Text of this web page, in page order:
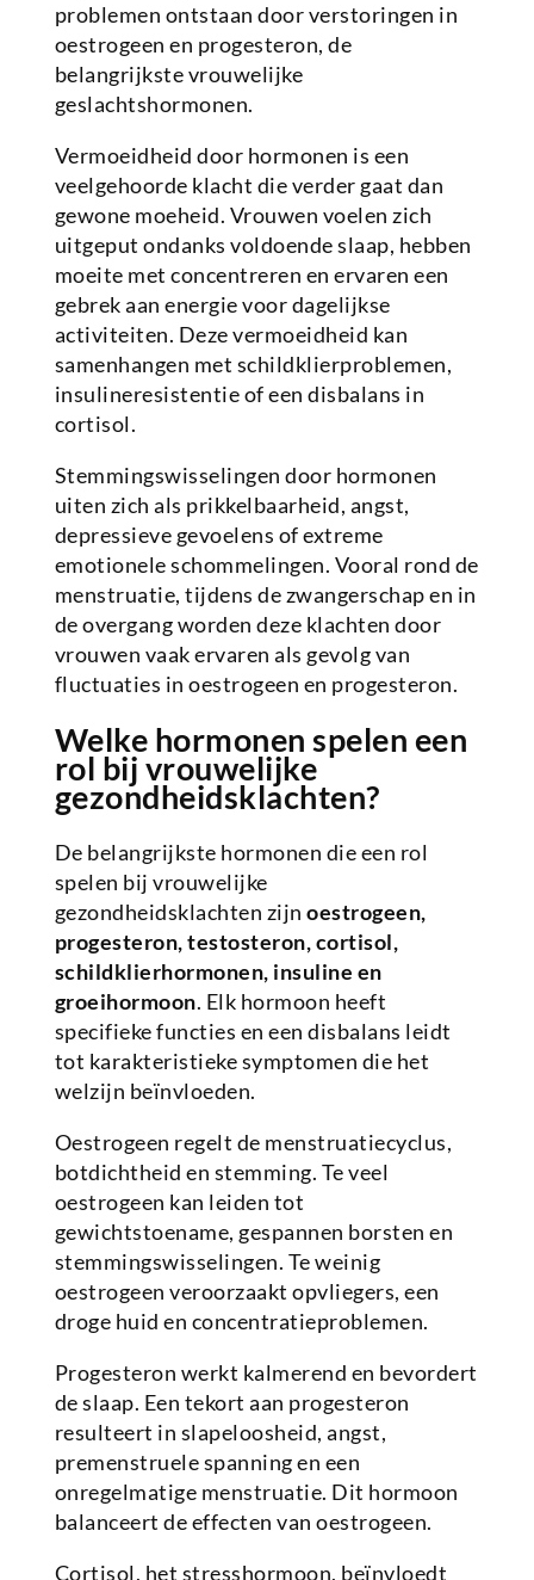
problemen ontstaan door verstoringen in
oestrogeen en progesteron, de
belangrijkste vrouwelijke
geslachtshormonen.
Vermoeidheid door hormonen is een
veelgehoorde klacht die verder gaat dan
gewone moeheid. Vrouwen voelen zich
uitgeput ondanks voldoende slaap, hebben
moeite met concentreren en ervaren een
gebrek aan energie voor dagelijkse
activiteiten. Deze vermoeidheid kan
samenhangen met schildklierproblemen,
insulineresistentie of een disbalans in
cortisol.
Stemmingswisselingen door hormonen
uiten zich als prikkelbaarheid, angst,
depressieve gevoelens of extreme
emotionele schommelingen. Vooral rond de
menstruatie, tijdens de zwangerschap en in
de overgang worden deze klachten door
vrouwen vaak ervaren als gevolg van
fluctuaties in oestrogeen en progesteron.
Welke hormonen spelen een
rol bij vrouwelijke
gezondheidsklachten?
De belangrijkste hormonen die een rol
spelen bij vrouwelijke
gezondheidsklachten zijnoestrogeen,
progesteron, testosteron, cortisol,
schildklierhormonen, insuline en
groeihormoon. Elk hormoon heeft
specifieke functies en een disbalans leidt
tot karakteristieke symptomen die het
welzijn beïnvloeden.
Oestrogeen regelt de menstruatiecyclus,
botdichtheid en stemming. Te veel
oestrogeen kan leiden tot
gewichtstoename, gespannen borsten en
stemmingswisselingen. Te weinig
oestrogeen veroorzaakt opvliegers, een
droge huid en concentratieproblemen.
Progesteron werkt kalmerend en bevordert
de slaap. Een tekort aan progesteron
resulteert in slapeloosheid, angst,
premenstruele spanning en een
onregelmatige menstruatie. Dit hormoon
balanceert de effecten van oestrogeen.
Cortisol, het stresshormoon, beïnvloedt